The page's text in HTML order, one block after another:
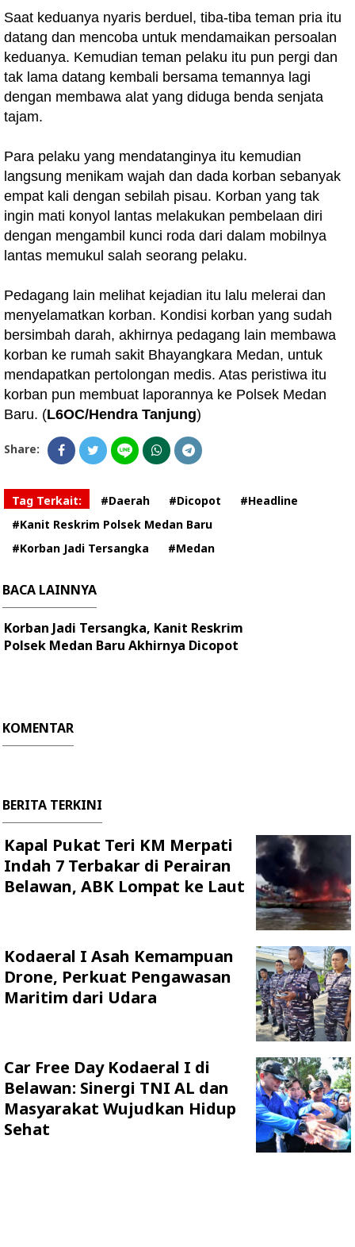
Saat keduanya nyaris berduel, tiba-tiba teman pria itu
datang dan mencoba untuk mendamaikan persoalan
keduanya. Kemudian teman pelaku itu pun pergi dan
tak lama datang kembali bersama temannya lagi
dengan membawa alat yang diduga benda senjata
tajam.
Para pelaku yang mendatanginya itu kemudian
langsung menikam wajah dan dada korban sebanyak
empat kali dengan sebilah pisau. Korban yang tak
ingin mati konyol lantas melakukan pembelaan diri
dengan mengambil kunci roda dari dalam mobilnya
lantas memukul salah seorang pelaku.
Pedagang lain melihat kejadian itu lalu melerai dan
menyelamatkan korban. Kondisi korban yang sudah
bersimbah darah, akhirnya pedagang lain membawa
korban ke rumah sakit Bhayangkara Medan, untuk
mendapatkan pertolongan medis. Atas peristiwa itu
korban pun membuat laporannya ke Polsek Medan
Baru. (L6OC/Hendra Tanjung)
Share:
Tag Terkait: #Daerah #Dicopot
#Headline
#Kanit Reskrim Polsek Medan Baru
#Korban Jadi Tersangka
#Medan
BACA LAINNYA
Korban Jadi Tersangka, Kanit Reskrim
Polsek Medan Baru Akhirnya Dicopot
KOMENTAR
BERITA TERKINI
Kapal Pukat Teri KM Merpati
Indah 7 Terbakar di Perairan
Belawan, ABK Lompat ke Laut
Kodaeral I Asah Kemampuan
Drone, Perkuat Pengawasan
Maritim dari Udara
Car Free Day Kodaeral I di
Belawan: Sinergi TNI AL dan
Masyarakat Wujudkan Hidup
Sehat